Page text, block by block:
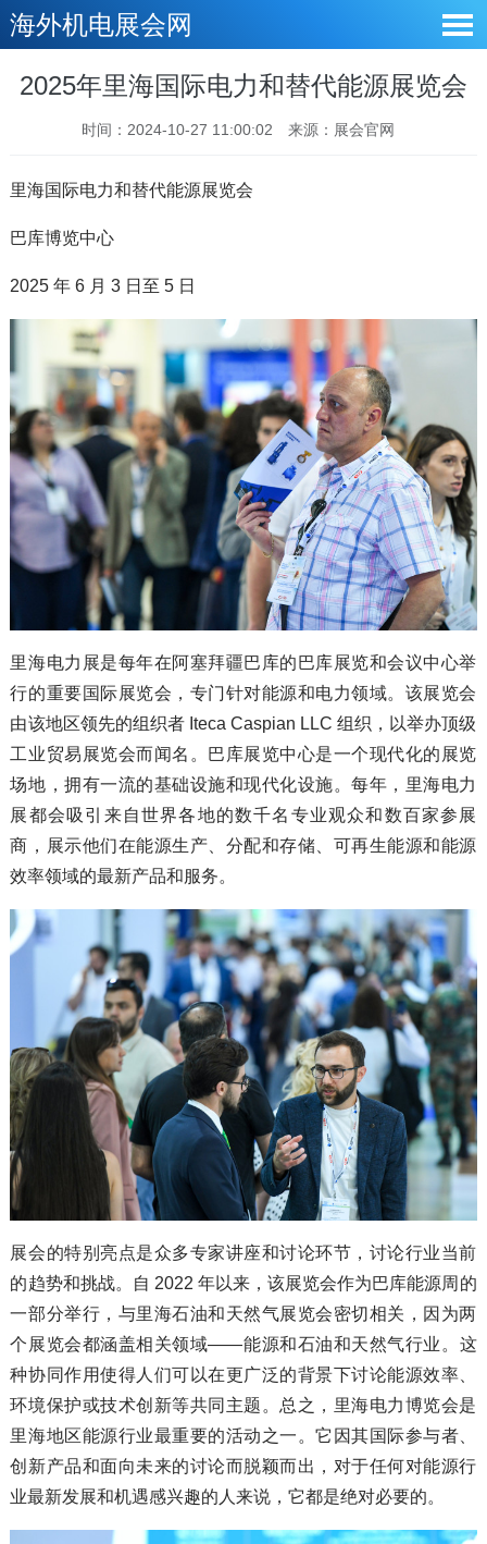
海外机电展会网
2025年里海国际电力和替代能源展览会
时间：2024-10-27 11:00:02 来源：展会官网
里海国际电力和替代能源展览会
巴库博览中心
2025 年 6 月 3 日至 5 日
里海电力展是每年在阿塞拜疆巴库的巴库展览和会议中心举
行的重要国际展览会，专门针对能源和电力领域。该展览会
由该地区领先的组织者 Iteca Caspian LLC 组织，以举办顶级
工业贸易展览会而闻名。巴库展览中心是一个现代化的展览
场地，拥有一流的基础设施和现代化设施。每年，里海电力
展都会吸引来自世界各地的数千名专业观众和数百家参展
商，展示他们在能源生产、分配和存储、可再生能源和能源
效率领域的最新产品和服务。
展会的特别亮点是众多专家讲座和讨论环节，讨论行业当前
的趋势和挑战。自 2022 年以来，该展览会作为巴库能源周的
一部分举行，与里海石油和天然气展览会密切相关，因为两
个展览会都涵盖相关领域——能源和石油和天然气行业。这
种协同作用使得人们可以在更广泛的背景下讨论能源效率、
环境保护或技术创新等共同主题。总之，里海电力博览会是
里海地区能源行业最重要的活动之一。它因其国际参与者、
创新产品和面向未来的讨论而脱颖而出，对于任何对能源行
业最新发展和机遇感兴趣的人来说，它都是绝对必要的。